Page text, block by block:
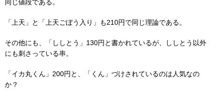
同じ値段である。
「上天」と「上天ごぼう入り」も210円で同じ理論である。
その他にも、「ししとう」130円と書かれているが、ししとう以外
にも刺さっている串。
「イカ丸くん」200円と、「くん」づけされているのは人気なの
か？